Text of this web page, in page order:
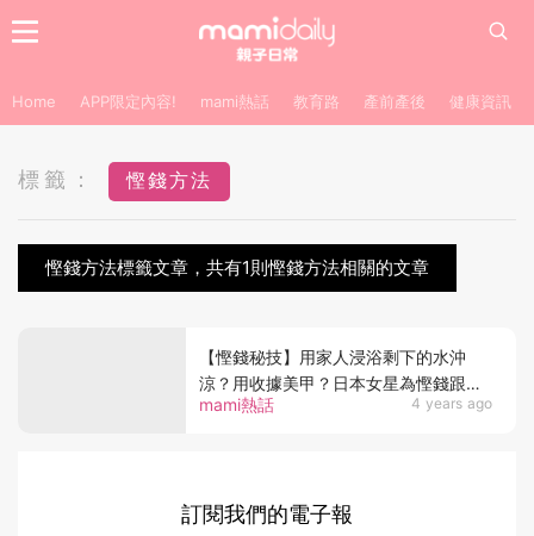
Home APP限定內容! mami熱話 教育路 產前產後 健康資訊
標籤： 慳錢方法
慳錢方法標籤文章，共有1則慳錢方法相關的文章
mami熱話 4 years ago
【慳錢秘技】用家人浸浴剩下的水沖
涼？用收據美甲？日本女星為慳錢跟奶
奶共享1物惹議
訂閱我們的電子報